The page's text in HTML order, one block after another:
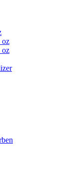
oz
oz